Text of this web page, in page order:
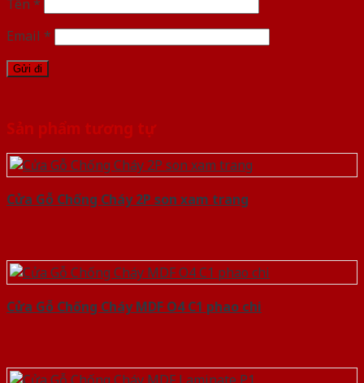
Tên *
Email *
Sản phẩm tương tự
Cửa Gỗ Chống Cháy 2P son xam trang
Cửa Gỗ Chống Cháy MDF O4 C1 phao chi